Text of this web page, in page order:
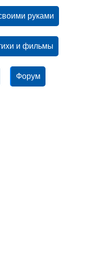
руками
и фильмы
Форум